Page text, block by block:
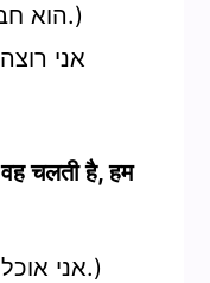
1.“वह मेरा दोस्त है।” (הוא חבר שלי.)
1.“मैं खाता हूँ सेब।” (אני אוכלת תפוח.)